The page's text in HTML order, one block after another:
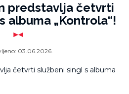
predstavlja četvrti
albuma „Kontrola“!
03.06.2026.